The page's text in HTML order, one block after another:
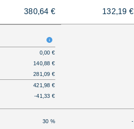
380,64 € 132,19 €
0,00 €
140,88 €
281,09 €
421,98 €
-41,33 €
30 % -